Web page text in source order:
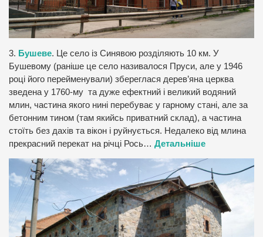
3. Бушеве. Це село із Синявою розділяють 10 км. У
Бушевому (раніше це село називалося Пруси, але у 1946
році його перейменували) збереглася дерев’яна церква
зведена у 1760-му та дуже ефектний і великий водяний
млин, частина якого нині перебуває у гарному стані, але за
бетонним тином (там якийсь приватний склад), а частина
стоїть без дахів та вікон і руйнується. Недалеко від млина
прекрасний перекат на річці Рось… Детальніше